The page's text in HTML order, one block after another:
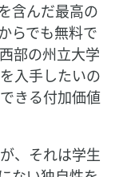
含んだ最高の
らでも無料で
部の州立大学
入手したいの
きる付加価値
、それは学生